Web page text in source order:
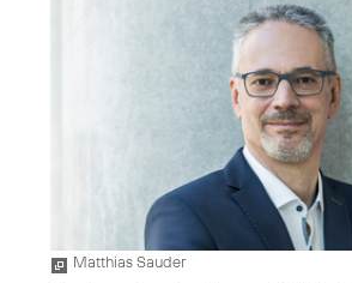
Matthias Sauder